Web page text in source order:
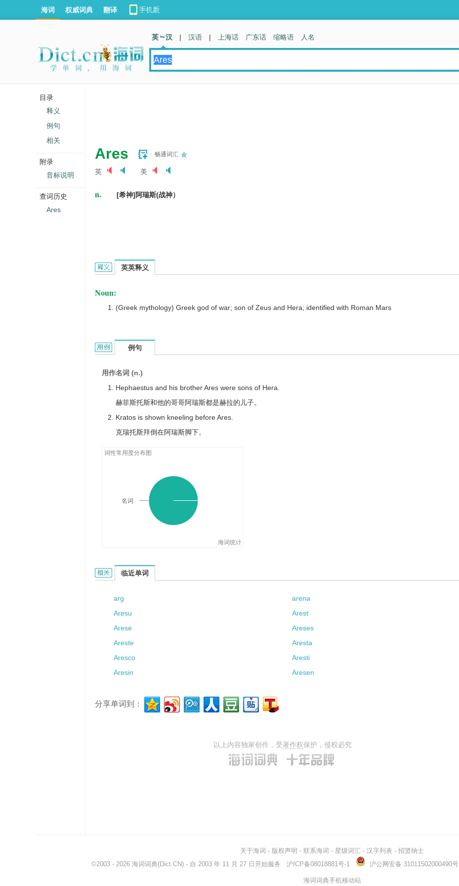
Ares 畅通词汇
英 美
n. [希神]阿瑞斯(战神）
Ares的英文翻译是什么意思，词典释义与在线翻译：
英英释义
Noun:
(Greek mythology) Greek god of war; son of Zeus and Hera; identified with Roman Mars
Ares的用法和样例：
例句
用作名词 (n.)
Hephaestus and his brother Ares were sons of Hera.
赫菲斯托斯和他的哥哥阿瑞斯都是赫拉的儿子。
Kratos is shown kneeling before Ares.
克瑞托斯拜倒在阿瑞斯脚下。
词性常用度分布图
海词统计
名词
Ares的相关资料：
临近单词
arg
arena
Aresu
Arest
Arese
Areses
Areste
Aresta
Aresco
Aresti
Aresin
Aresen
分享单词到：
以上内容独家创作，受著作权保护，侵权必究
海词 权威词典 翻译
英 汉 | 汉语 | 上海话 广东话 缩略语 人名
关于海词 - 版权声明 - 联系海词 - 星级词汇 - 汉字列表 - 招贤纳士
©2003 - 2026 海词词典(Dict.CN) - 自 2003 年 11 月 27 日开始服务 沪ICP备08018881号-1 沪公网安备 31011502000490号
海词词典手机移动站
目录
释义
例句
相关
附录
音标说明
查词历史
Ares